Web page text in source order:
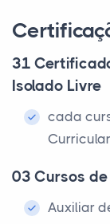
31
Isolado Livre
cada
Curricular
03 Cursos
Auxiliar